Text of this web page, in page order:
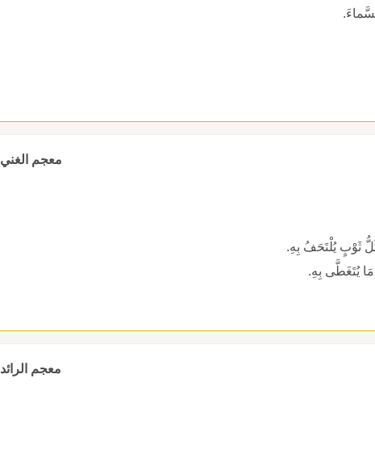
معجم الغني
ثَوْبٍ يُلْتَحَفُ بِهِ.
يُتَغَطَّى بِهِ.
معجم الرائد